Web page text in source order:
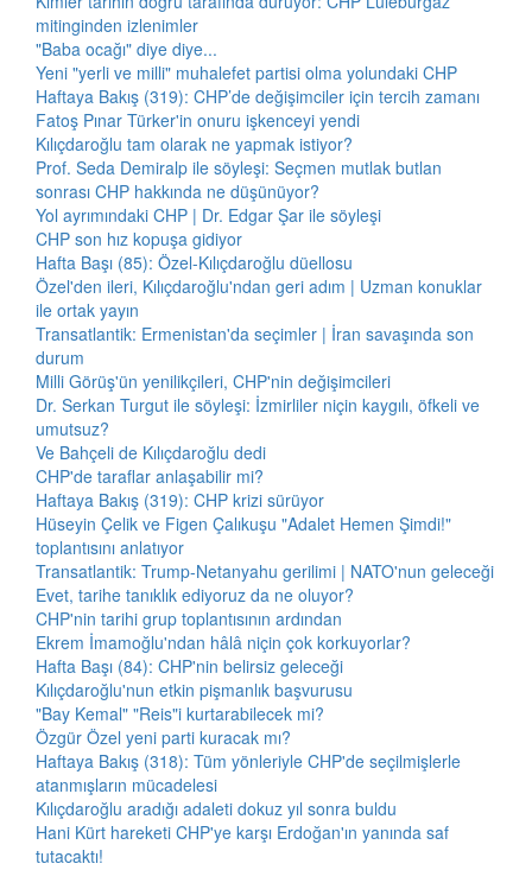
mitinginden izlenimler
"Baba ocağı" diye diye...
Yeni "yerli ve milli" muhalefet partisi olma yolundaki CHP
Haftaya Bakış (319): CHP’de değişimciler için tercih zamanı
Fatoş Pınar Türker'in onuru işkenceyi yendi
Kılıçdaroğlu tam olarak ne yapmak istiyor?
Prof. Seda Demiralp ile söyleşi: Seçmen mutlak butlan
sonrası CHP hakkında ne düşünüyor?
Yol ayrımındaki CHP | Dr. Edgar Şar ile söyleşi
CHP son hız kopuşa gidiyor
Hafta Başı (85): Özel-Kılıçdaroğlu düellosu
Özel'den ileri, Kılıçdaroğlu'ndan geri adım | Uzman konuklar
ile ortak yayın
Transatlantik: Ermenistan'da seçimler | İran savaşında son
durum
Milli Görüş'ün yenilikçileri, CHP'nin değişimcileri
Dr. Serkan Turgut ile söyleşi: İzmirliler niçin kaygılı, öfkeli ve
umutsuz?
Ve Bahçeli de Kılıçdaroğlu dedi
CHP'de taraflar anlaşabilir mi?
Haftaya Bakış (319): CHP krizi sürüyor
Hüseyin Çelik ve Figen Çalıkuşu "Adalet Hemen Şimdi!"
toplantısını anlatıyor
Transatlantik: Trump-Netanyahu gerilimi | NATO'nun geleceği
Evet, tarihe tanıklık ediyoruz da ne oluyor?
CHP'nin tarihi grup toplantısının ardından
Ekrem İmamoğlu'ndan hâlâ niçin çok korkuyorlar?
Hafta Başı (84): CHP'nin belirsiz geleceği
Kılıçdaroğlu'nun etkin pişmanlık başvurusu
"Bay Kemal" "Reis"i kurtarabilecek mi?
Özgür Özel yeni parti kuracak mı?
Haftaya Bakış (318): Tüm yönleriyle CHP'de seçilmişlerle
atanmışların mücadelesi
Kılıçdaroğlu aradığı adaleti dokuz yıl sonra buldu
Hani Kürt hareketi CHP'ye karşı Erdoğan'ın yanında saf
tutacaktı!